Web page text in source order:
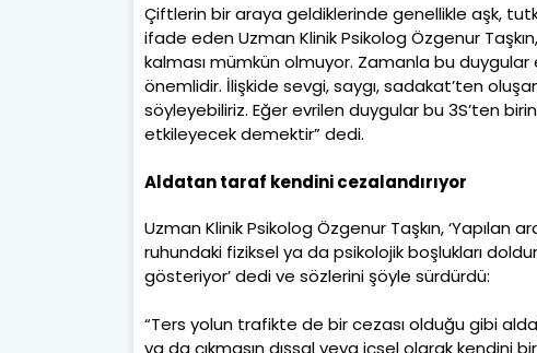
Çiftlerin bir araya geldiklerinde genellikle aşk,
ifade eden Uzman Klinik Psikolog Özgenur
kalması mümkün olmuyor. Zamanla bu duygular
önemlidir. İlişkide sevgi, saygı, sadakat’ten
söyleyebiliriz. Eğer evrilen duygular bu 3S’ten
etkileyecek demektir” dedi.
Aldatan taraf kendini cezalandırıyor
Uzman Klinik Psikolog Özgenur Taşkın, ‘Yapılan
ruhundaki fiziksel ya da psikolojik boşlukları
gösteriyor’ dedi ve sözlerini şöyle sürdürdü:
“Ters yolun trafikte de bir cezası olduğu gibi
ya da çıkmasın dışsal veya içsel olarak kendini